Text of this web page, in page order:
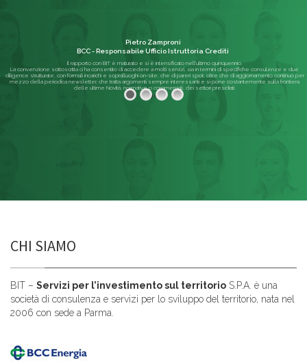
Il rapporto con BIT è maturato e si è intensificato nell'ultimo quinquennio.
La convenzione sottoscritta ci ha consentito di accedere a molti servizi, sia in termini di specifiche consulenze e due
diligence strutturate, con formali incarichi e sopralluoghi on-site, che di pareri spot; oltre che di aggiornamento continuo per
mezzo della periodica newsletter, che tratta argomenti sempre interessanti e si pone costantemente sulla frontiera
delle ultime Novità, normative o commerciali, dei settori presidiati.
Pietro Zamproni
BCC - Responsabile Ufficio Istruttoria Crediti
Leggi di più
CHI SIAMO
BIT – Servizi per l’investimento sul territorio S.P.A. è una
società di consulenza e servizi per lo sviluppo del territorio, nata nel
2006 con sede a Parma.